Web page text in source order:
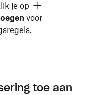
je op
voor
toe aan